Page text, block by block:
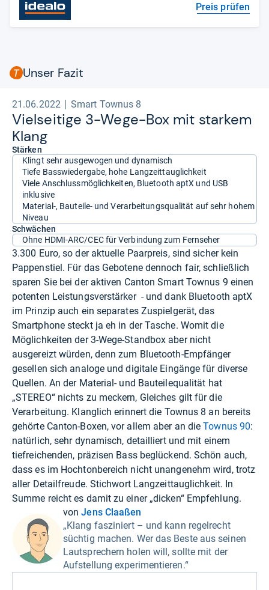
Preis prüfen
Unser Fazit
21.06.2022 Smart Townus 8
Viel­sei­tige 3-​Wege-​Box mit star­kem
Klang
Stärken
Klingt sehr ausgewogen und dynamisch
Tiefe Basswiedergabe, hohe Langzeittauglichkeit
Viele Anschlussmöglichkeiten, Bluetooth aptX und USB
inklusive
Material-, Bauteile- und Verarbeitungsqualität auf sehr hohem
Niveau
Schwächen
Ohne HDMI-ARC/CEC für Verbindung zum Fernseher
3.300 Euro, so der aktuelle Paarpreis, sind sicher kein
Pappenstiel. Für das Gebotene dennoch fair, schließlich
sparen Sie bei der aktiven Canton Smart Townus 9 einen
potenten Leistungsverstärker - und dank Bluetooth aptX
im Prinzip auch ein separates Zuspielgerät, das
Smartphone steckt ja eh in der Tasche. Womit die
Möglichkeiten der 3-Wege-Standbox aber nicht
ausgereizt würden, denn zum Bluetooth-Empfänger
gesellen sich analoge und digitale Eingänge für diverse
Quellen. An der Material- und Bauteilequalität hat
„STEREO“ nichts zu meckern, Gleiches gilt für die
Verarbeitung. Klanglich erinnert die Townus 8 an bereits
gehörte Canton-Boxen, vor allem aber an dieTownus 90:
natürlich, sehr dynamisch, detailliert und mit einem
tiefreichenden, präzisen Bass beglückend. Schön auch,
dass es im Hochtonbereich nicht unangenehm wird, trotz
aller Detailfreude. Stichwort Langzeittauglichkeit. In
Summe reicht es damit zu einer „dicken“ Empfehlung.
vonJens Claaßen
„Klang fasziniert – und kann regelrecht
süchtig machen. Wer das Beste aus seinen
Lautsprechern holen will, sollte mit der
Aufstellung experimentieren.“